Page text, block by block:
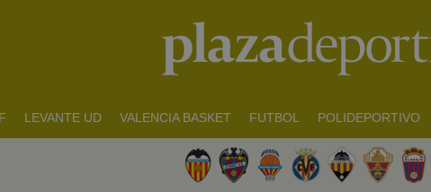
LEVANTE UD VALENCIA BASKET FUTBOL POLIDEPORTIVO